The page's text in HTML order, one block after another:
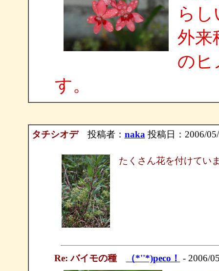
ら
外来
のヒ
す。
タチシオデ投稿者： naka投稿日：2006/
たくさん花を付けてい
Re: バイモの種 （*''*)peco！ - 2006/